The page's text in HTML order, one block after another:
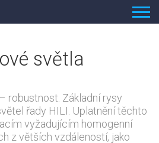
světla
robustnost. Základní rysy
řady HILI. Uplatnění těchto
vyžadujícím homogenní
z větších vzdáleností, jako